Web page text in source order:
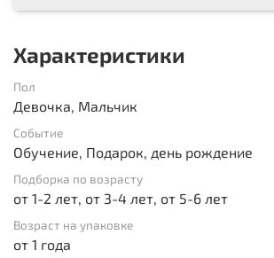
Характеристики
Пол
Девочка, Мальчик
Событие
Обучение, Подарок, день рождение
Подборка по возрасту
от 1-2 лет, от 3-4 лет, от 5-6 лет
Возраст на упаковке
от 1 года